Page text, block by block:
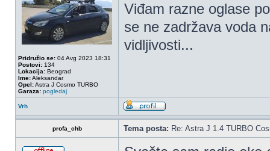
Pridružio se: 04 Avg 2023 18:31
Postovi: 134
Lokacija: Beograd
Ime:Aleksandar
Opel:Astra J Cosmo TURBO
Garaza: pogledaj
Viđam razne oglase
se ne zadržava voda
vidljivosti...
Vrh
profa_chb Tema posta: Re: Astra J 1.4 TURBO